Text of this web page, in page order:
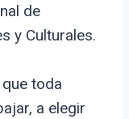
de
y Culturales.
toda
a elegir